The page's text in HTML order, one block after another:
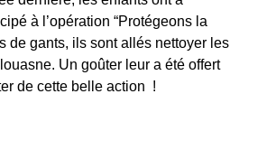
à l’opération “Protégeons la
de gants, ils sont allés nettoyer les
Un goûter leur a été offert
de cette belle action !